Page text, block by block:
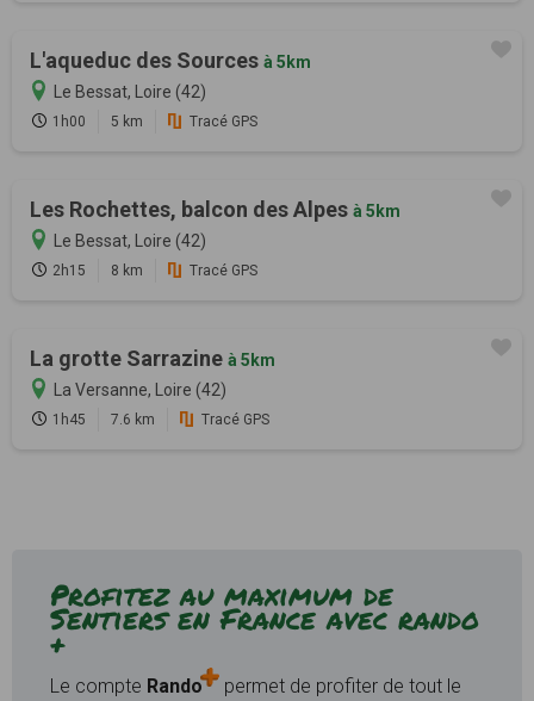
L'aqueduc des Sources à 5km
Le Bessat, Loire (42)
1h00 5 km Tracé GPS
Les Rochettes, balcon des Alpes à 5km
Le Bessat, Loire (42)
2h15 8 km Tracé GPS
La grotte Sarrazine à 5km
La Versanne, Loire (42)
1h45 7.6 km Tracé GPS
Profitez au maximum de
Sentiers en France avec rando
+
Le compte Rando
permet de profiter de tout le